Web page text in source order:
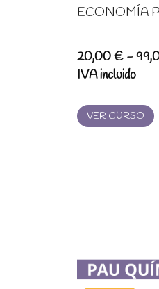
ECONOMÍA
20,00€ -
IVA incluido
VER CURSO